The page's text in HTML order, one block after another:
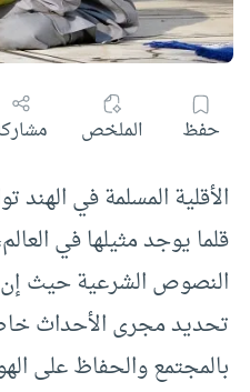
حفظ الملخص
الأقلية المسلمة في الهند
قلما يوجد مثيلها في
النصوص الشرعية حيث إن
تحديد مجرى الأحداث
بالمجتمع والحفاظ على